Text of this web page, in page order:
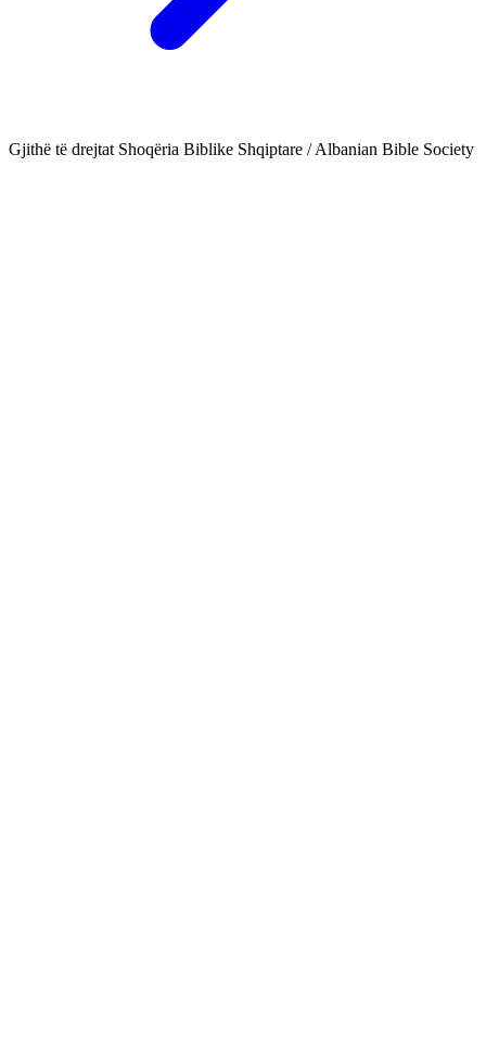
Gjithë të drejtat Shoqëria Biblike Shqiptare / Albanian Bible Society